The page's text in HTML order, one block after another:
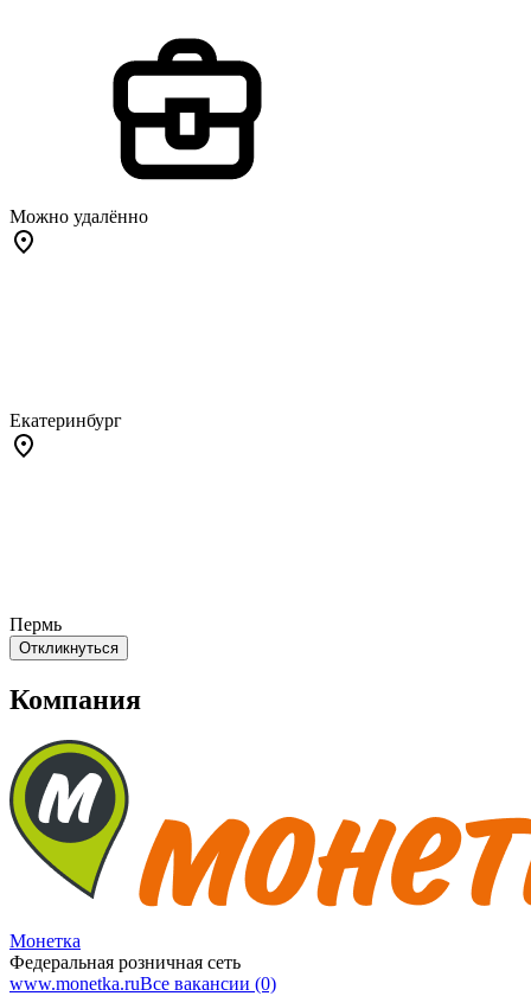
Можно удалённо
Екатеринбург
Пермь
Откликнуться
Компания
Монетка
Федеральная розничная сеть
www.monetka.ruВсе вакансии (0)